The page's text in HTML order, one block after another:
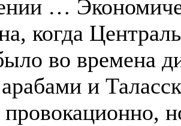
…
когда
во времена
и